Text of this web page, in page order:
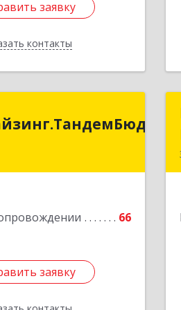
заявку
контакты
заявку
Назад
66
заявку
заявку